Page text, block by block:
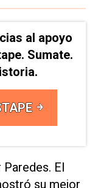
al apoyo
Sumate.
El
su mejor